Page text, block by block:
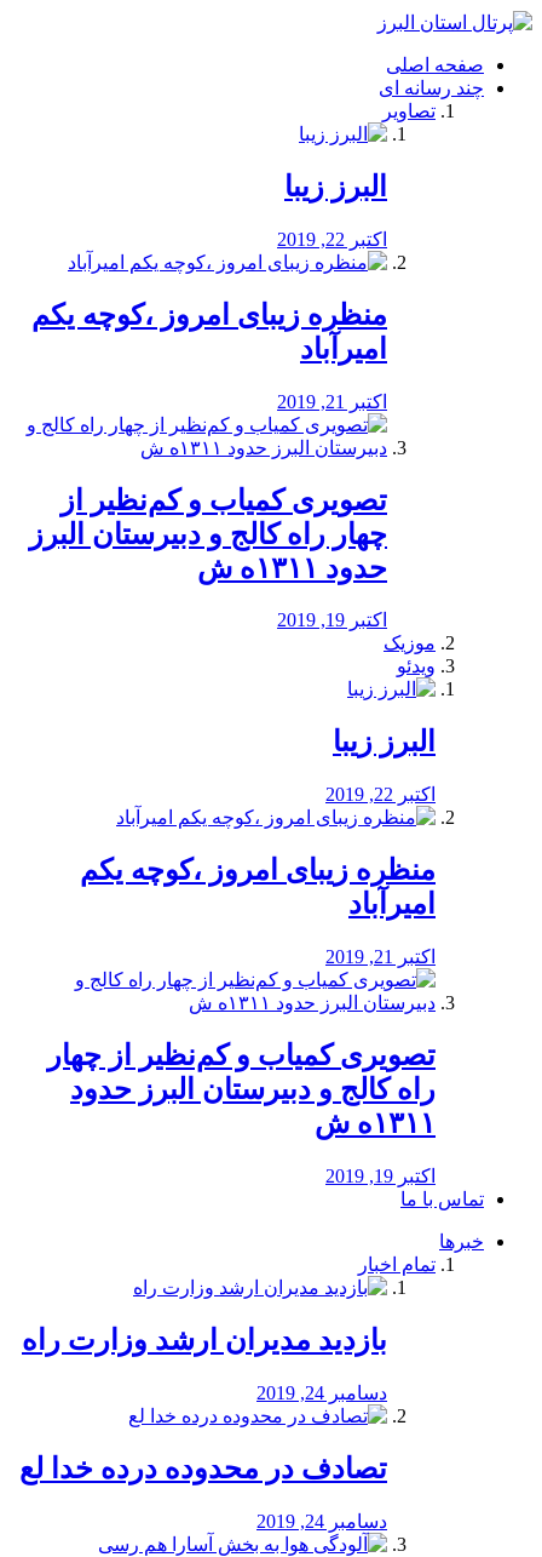
فصد
شرق
تهران
خشکشویی
صفحه اصلی
چند رسانه ای
تصاویر
البرز زیبا
اکتبر 22, 2019
منظره‌‌ زیبای امروز ،کوچه یکم
امیرآباد
اکتبر 21, 2019
️تصویری کمیاب و کم‌نظیر از
چهار راه كالج و دبيرستان البرز
حدود ۱۳۱۱ه ش
اکتبر 19, 2019
موزیک
ویدئو
البرز زیبا
اکتبر 22, 2019
منظره‌‌ زیبای امروز ،کوچه یکم
امیرآباد
اکتبر 21, 2019
️تصویری کمیاب و کم‌نظیر از چهار
راه كالج و دبيرستان البرز حدود
۱۳۱۱ه ش
اکتبر 19, 2019
تماس با ما
خبرها
تمام اخبار
بازدید مدیران ارشد وزارت راه
دسامبر 24, 2019
تصادف در محدوده درده خدا لع
دسامبر 24, 2019